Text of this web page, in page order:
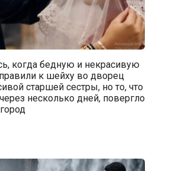
когда бедную и некрасивую
к шейху во дворец
старшей сестры, но то, что
несколько дней, повергло